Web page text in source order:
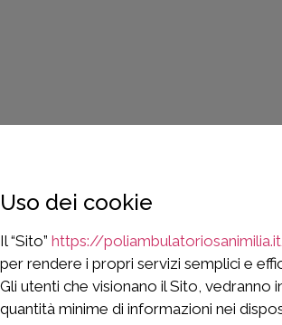
Uso dei cookie
Il “Sito” https://
per rendere i propri servizi semplici e
Gli utenti che visionano il Sito, vedranno
quantità minime di informazioni nei